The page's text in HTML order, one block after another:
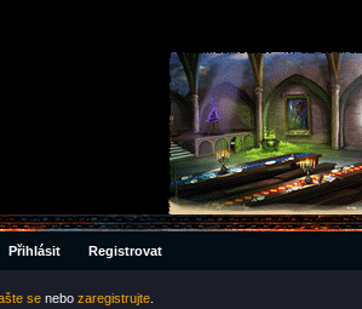
Přihlásit Registrovat
se nebo zaregistrujte